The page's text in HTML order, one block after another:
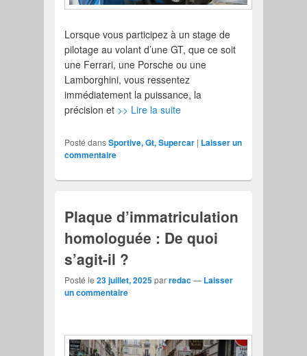
Lorsque vous participez à un stage de
pilotage au volant d’une GT, que ce soit
une Ferrari, une Porsche ou une
Lamborghini, vous ressentez
immédiatement la puissance, la
précision et >> Lire la suite
Posté dansSportive, Gt, Supercar | Laisser un
commentaire
Plaque d’immatriculation
homologuée : De quoi
s’agit-il ?
Posté le23 juillet, 2025parredac— Laisser
un commentaire